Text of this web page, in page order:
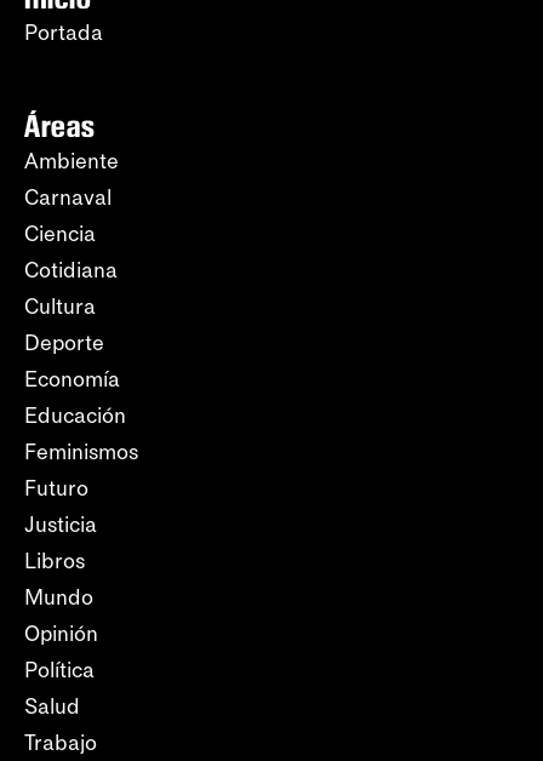
Portada
Áreas
Ambiente
Carnaval
Ciencia
Cotidiana
Cultura
Deporte
Economía
Educación
Feminismos
Futuro
Justicia
Libros
Mundo
Opinión
Política
Salud
Trabajo